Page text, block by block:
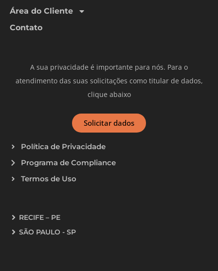
Área do Cliente
Contato
A sua privacidade é importante para nós. Para o
atendimento das suas solicitações como titular de dados,
clique abaixo
Solicitar dados
Política de Privacidade
Programa de Compliance
Termos de Uso
RECIFE – PE
SÃO PAULO - SP